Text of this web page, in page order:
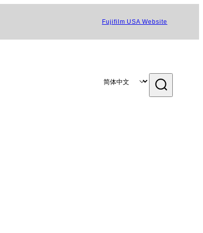
Fujifilm USA Website